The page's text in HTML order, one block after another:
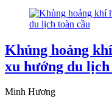
Khủng hoảng
xu hướng du lịch
Minh Hương